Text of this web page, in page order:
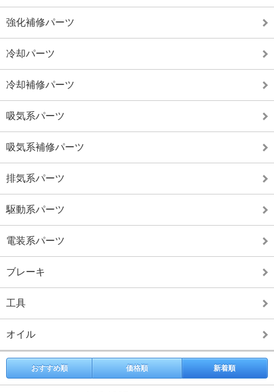
強化補修パーツ
冷却パーツ
冷却補修パーツ
吸気系パーツ
吸気系補修パーツ
排気系パーツ
駆動系パーツ
電装系パーツ
ブレーキ
工具
オイル
おすすめ順 価格順 新着順